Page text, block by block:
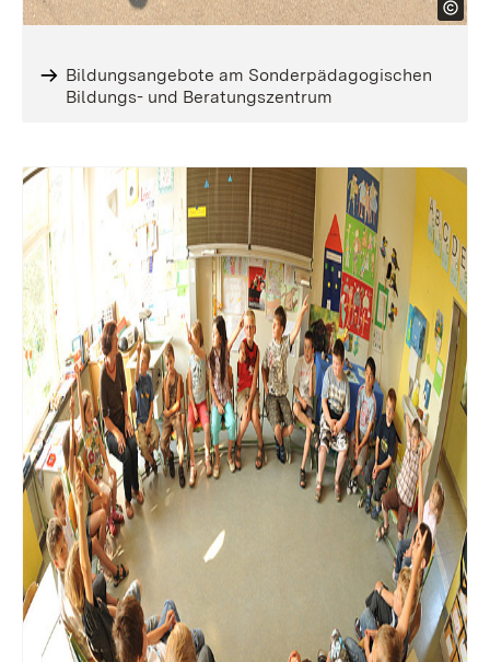
Bildungsangebote am Sonderpädagogischen
Bildungs- und Beratungszentrum